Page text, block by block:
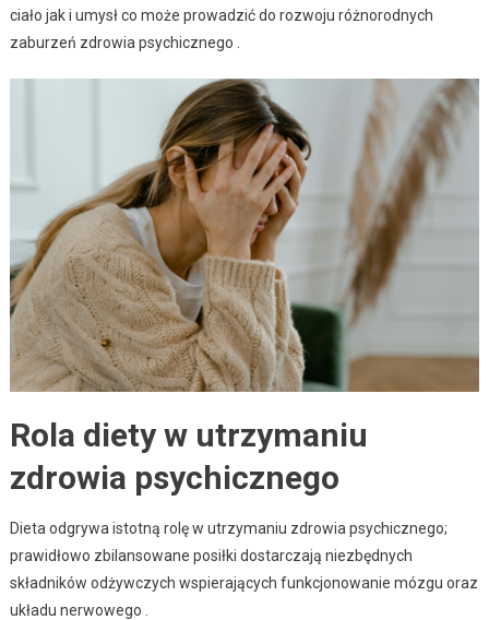
ciało jak i umysł co może prowadzić do rozwoju różnorodnych
zaburzeń zdrowia psychicznego .
Rola diety w utrzymaniu
zdrowia psychicznego
Dieta odgrywa istotną rolę w utrzymaniu zdrowia psychicznego;
prawidłowo zbilansowane posiłki dostarczają niezbędnych
składników odżywczych wspierających funkcjonowanie mózgu oraz
układu nerwowego .